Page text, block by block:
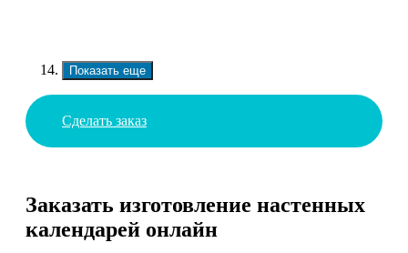
Показать еще
Сделать заказ
Заказать изготовление настенных
календарей онлайн